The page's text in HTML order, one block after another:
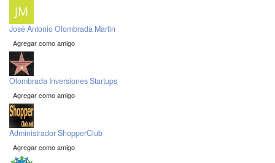
José Antonio Olombrada Martin
Agregar como amigo
Olombrada Inversiones Startups
Agregar como amigo
Administrador ShopperClub
Agregar como amigo